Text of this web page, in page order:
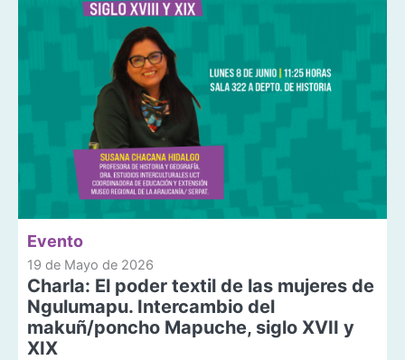
Evento
19 de Mayo de 2026
Charla: El poder textil de las mujeres de
Ngulumapu. Intercambio del
makuñ/poncho Mapuche, siglo XVII y
XIX